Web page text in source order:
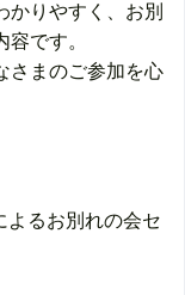
かりやすく、お別
です。
さまのご参加を心
よるお別れの会セ